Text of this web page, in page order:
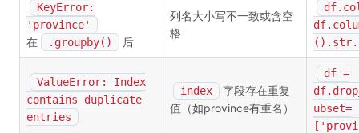
KeyError:
'province'
在 .groupby() 后
列名大小写不一致或含空
格
ValueError: Index
contains duplicate
entries
index
字段存在重复
值（如province有重名）
df =
ubset=